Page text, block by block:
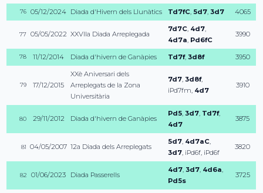
76 05/12/2024 Diada d'Hivern dels Llunàtics Td7fC,5d7,3d7 4065
77 05/05/2022 XXVIIa Diada Arreplegada
7d7C, 4d7,
4d7a, Pd6fC
3990
78 11/12/2014 Diada d'hivern de Ganàpies Td7f,3d8f 3950
79 17/12/2015
XXè Aniversari dels
Arreplegats de la Zona
Universitària
7d7,3d8f,
iPd7fm, 4d7
3910
80 29/11/2012 Diada d'hivern de Ganàpies
Pd5,3d7, Td7f,
4d7
3875
81 04/05/2007 12a Diada dels Arreplegats
5d7, 4d7aC,
3d7, iPd6f, iPd6f
3820
82 01/06/2023 Diada Passerells
4d7,3d7, 4d6a,
Pd5s
3725